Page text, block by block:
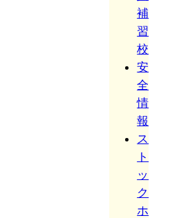
補
習
校
安
全
情
報
ス
ト
ッ
ク
ホ